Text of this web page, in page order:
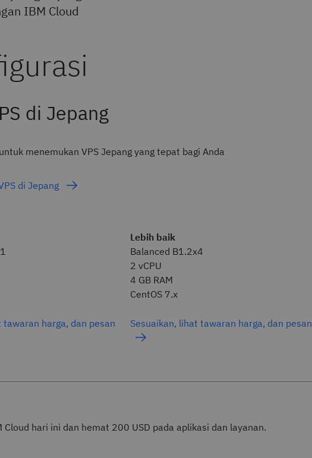
IBM Cloud
di Jepang
menemukan VPS Jepang yang tepat bagi Anda
di Jepang
tawaran harga, dan pesan
Lebih baik
Balanced B1.2x4
2 vCPU
4 GB RAM
CentOS 7.x
Sesuaikan, lihat tawaran harga, dan pesan
Cloud hari ini dan hemat 200 USD pada aplikasi dan layanan.